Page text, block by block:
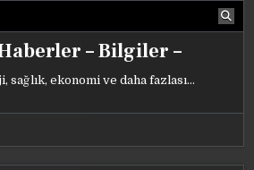
– Bilgiler –
sağlık, ekonomi ve daha fazlası…